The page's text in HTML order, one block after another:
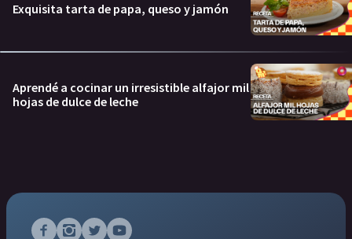
Exquisita tarta de papa, queso y jamón
Aprendé a cocinar un irresistible alfajor mil
hojas de dulce de leche